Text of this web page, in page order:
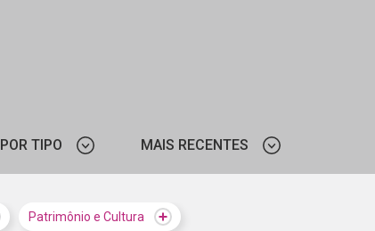
POR TIPO MAIS RECENTES
Patrimônio e Cultura